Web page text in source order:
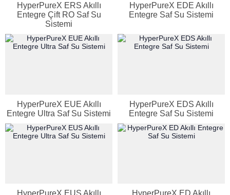
HyperPureX ERS Akıllı
Entegre Çift RO Saf Su
Sistemi
HyperPureX EDE Akıllı
Entegre Saf Su Sistemi
HyperPureX EUE Akıllı
Entegre Ultra Saf Su Sistemi
HyperPureX EDS Akıllı
Entegre Saf Su Sistemi
HyperPureX EUS Akıllı HyperPureX ED Akıllı
Genel Laboratuvar Cihazları
Grubu